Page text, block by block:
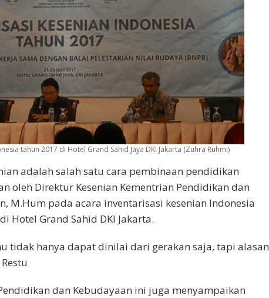
tahun 2017 di Hotel Grand Sahid Jaya DKI Jakarta (Zuhra Ruhmi)
adalah salah satu cara pembinaan pendidikan
oleh Direktur Kesenian Kementrian Pendidikan dan
M.Hum pada acara inventarisasi kesenian Indonesia
Hotel Grand Sahid DKI Jakarta.
tidak hanya dapat dinilai dari gerakan saja, tapi alasan
dan Kebudayaan ini juga menyampaikan